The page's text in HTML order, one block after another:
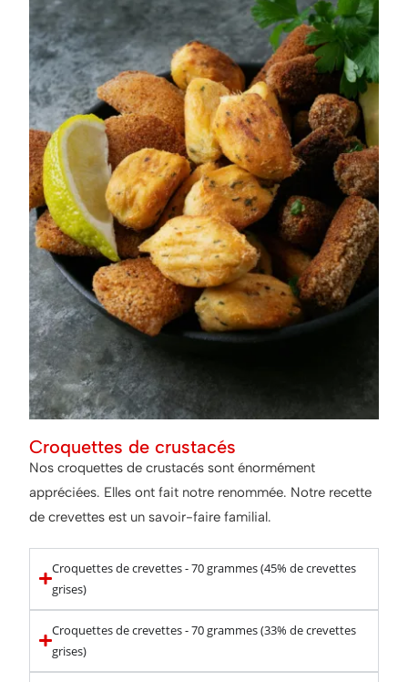
Croquettes de crustacés
Nos croquettes de crustacés sont énormément
appréciées. Elles ont fait notre renommée. Notre recette
de crevettes est un savoir-faire familial.
Croquettes de crevettes - 70 grammes (45% de crevettes
grises)
Croquettes de crevettes - 70 grammes (33% de crevettes
grises)